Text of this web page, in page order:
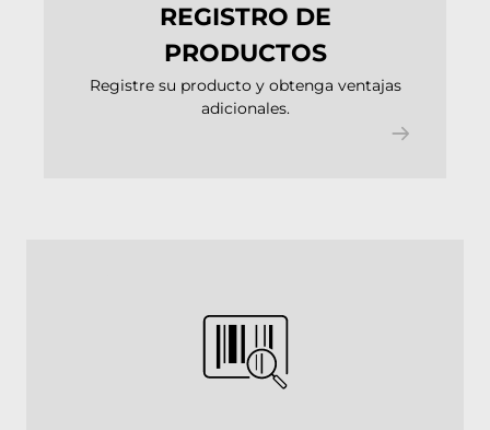
REGISTRO DE
PRODUCTOS
Registre su producto y obtenga ventajas
adicionales.